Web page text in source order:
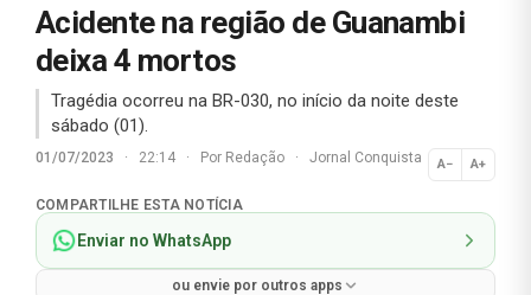
Acidente na região de Guanambi
deixa 4 mortos
Tragédia ocorreu na BR-030, no início da noite deste
sábado (01).
01/07/2023 · 22:14 · Por Redação · Jornal Conquista A− A+
Normal
COMPARTILHE ESTA NOTÍCIA
Enviar no WhatsApp
ou envie por outros apps